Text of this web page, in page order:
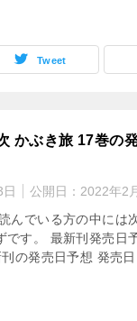
Tweet
かぶき旅 17巻の
公開日： 2022年2
んでいる方の中には
です。 最新刊発売
の発売日予想 発売